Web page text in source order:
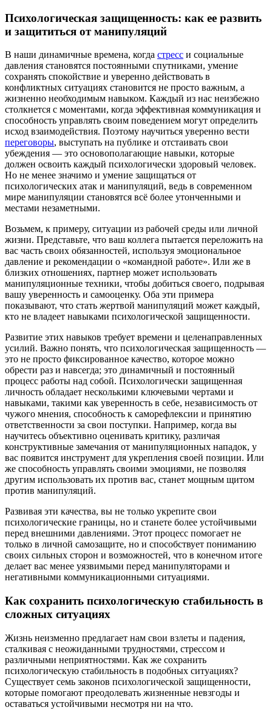
Психологическая защищенность: как ее развить
и защититься от манипуляций
В наши динамичные времена, когда стресс и социальные
давления становятся постоянными спутниками, умение
сохранять спокойствие и уверенно действовать в
конфликтных ситуациях становится не просто важным, а
жизненно необходимым навыком. Каждый из нас неизбежно
столкнется с моментами, когда эффективная коммуникация и
способность управлять своим поведением могут определить
исход взаимодействия. Поэтому научиться уверенно вести
переговоры, выступать на публике и отстаивать свои
убеждения — это основополагающие навыки, которые
должен освоить каждый психологически здоровый человек.
Но не менее значимо и умение защищаться от
психологических атак и манипуляций, ведь в современном
мире манипуляции становятся всё более утонченными и
местами незаметными.
Возьмем, к примеру, ситуации из рабочей среды или личной
жизни. Представьте, что ваш коллега пытается переложить на
вас часть своих обязанностей, используя эмоциональное
давление и рекомендации о «командной работе». Или же в
близких отношениях, партнер может использовать
манипуляционные техники, чтобы добиться своего, подрывая
вашу уверенность и самооценку. Оба эти примера
показывают, что стать жертвой манипуляций может каждый,
кто не владеет навыками психологической защищенности.
Развитие этих навыков требует времени и целенаправленных
усилий. Важно понять, что психологическая защищенность —
это не просто фиксированное качество, которое можно
обрести раз и навсегда; это динамичный и постоянный
процесс работы над собой. Психологически защищенная
личность обладает несколькими ключевыми чертами и
навыками, такими как уверенность в себе, независимость от
чужого мнения, способность к саморефлексии и принятию
ответственности за свои поступки. Например, когда вы
научитесь объективно оценивать критику, различая
конструктивные замечания от манипуляционных нападок, у
вас появится инструмент для укрепления своей позиции. Или
же способность управлять своими эмоциями, не позволяя
другим использовать их против вас, станет мощным щитом
против манипуляций.
Развивая эти качества, вы не только укрепите свои
психологические границы, но и станете более устойчивыми
перед внешними давлениями. Этот процесс помогает не
только в личной самозащите, но и способствует пониманию
своих сильных сторон и возможностей, что в конечном итоге
делает вас менее уязвимыми перед манипуляторами и
негативными коммуникационными ситуациями.
Как сохранить психологическую стабильность в
сложных ситуациях
Жизнь неизменно предлагает нам свои взлеты и падения,
сталкивая с неожиданными трудностями, стрессом и
различными неприятностями. Как же сохранить
психологическую стабильность в подобных ситуациях?
Существует семь законов психологической защищенности,
которые помогают преодолевать жизненные невзгоды и
оставаться устойчивыми несмотря ни на что.